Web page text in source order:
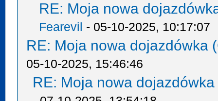
RE: Moja nowa
Fearevil - 05-10-2025, 10:17:07
RE: Moja nowa dojazdówka
05-10-2025, 15:46:46
RE: Moja nowa